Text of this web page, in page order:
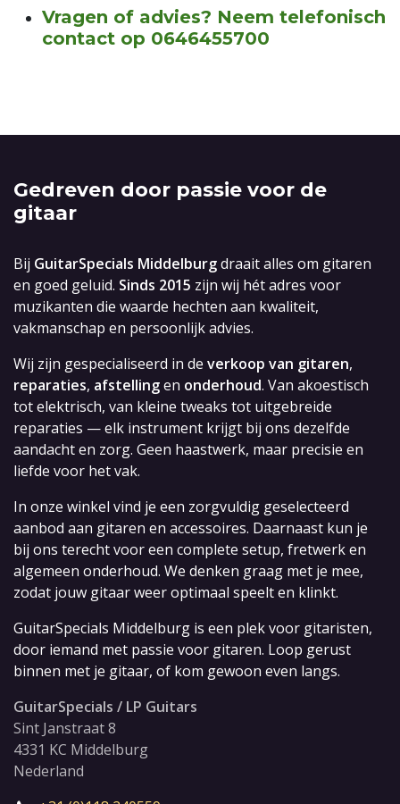
Vragen of advies? Neem telefonisch
contact op 0646455700
Gedreven door passie voor de
gitaar
Bij GuitarSpecials Middelburgdraait alles om gitaren
en goed geluid. Sinds 2015 zijn wij hét adres voor
muzikanten die waarde hechten aan kwaliteit,
vakmanschap en persoonlijk advies.
Wij zijn gespecialiseerd in de verkoop van gitaren,
reparaties, afstellingen onderhoud. Van akoestisch
tot elektrisch, van kleine tweaks tot uitgebreide
reparaties — elk instrument krijgt bij ons dezelfde
aandacht en zorg. Geen haastwerk, maar precisie en
liefde voor het vak.
In onze winkel vind je een zorgvuldig geselecteerd
aanbod aan gitaren en accessoires. Daarnaast kun je
bij ons terecht voor een complete setup, fretwerk en
algemeen onderhoud. We denken graag met je mee,
zodat jouw gitaar weer optimaal speelt en klinkt.
GuitarSpecials Middelburg is een plek voor gitaristen,
door iemand met passie voor gitaren. Loop gerust
binnen met je gitaar, of kom gewoon even langs.
GuitarSpecials / LP Guitars
Sint Janstraat 8
4331 KC Middelburg
Nederland